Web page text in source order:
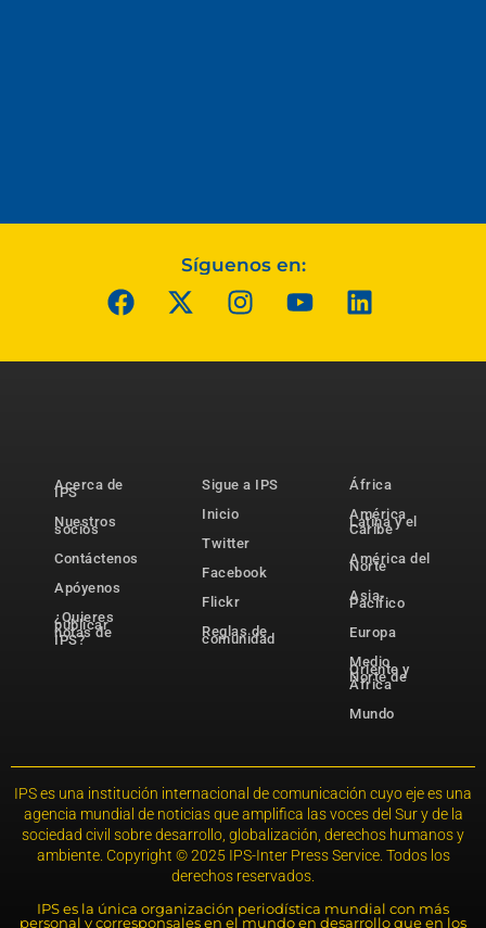
Síguenos en:
Acerca de
IPS
Nuestros
socios
Contáctenos
Apóyenos
¿Quieres
publicar
notas de
IPS?
Sigue a IPS
Inicio
Twitter
Facebook
Flickr
Reglas de
comunidad
África
América
Latina y el
Caribe
América del
Norte
Asia-
Pacífico
Europa
Medio
Oriente y
Norte de
África
Mundo
IPS es una institución internacional de comunicación cuyo eje es una
agencia mundial de noticias que amplifica las voces del Sur y de la
sociedad civil sobre desarrollo, globalización, derechos humanos y
ambiente. Copyright © 2025 IPS-Inter Press Service. Todos los
derechos reservados.
IPS es la única organización periodística mundial con más
personal y corresponsales en el mundo en desarrollo que en los